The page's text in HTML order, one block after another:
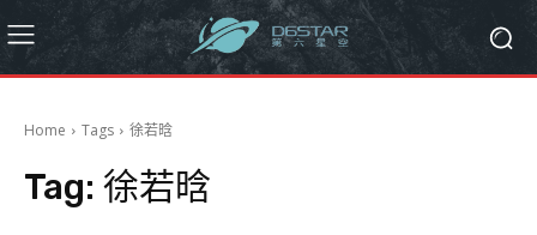
Home Tags 徐若晗
Tag: 徐若晗